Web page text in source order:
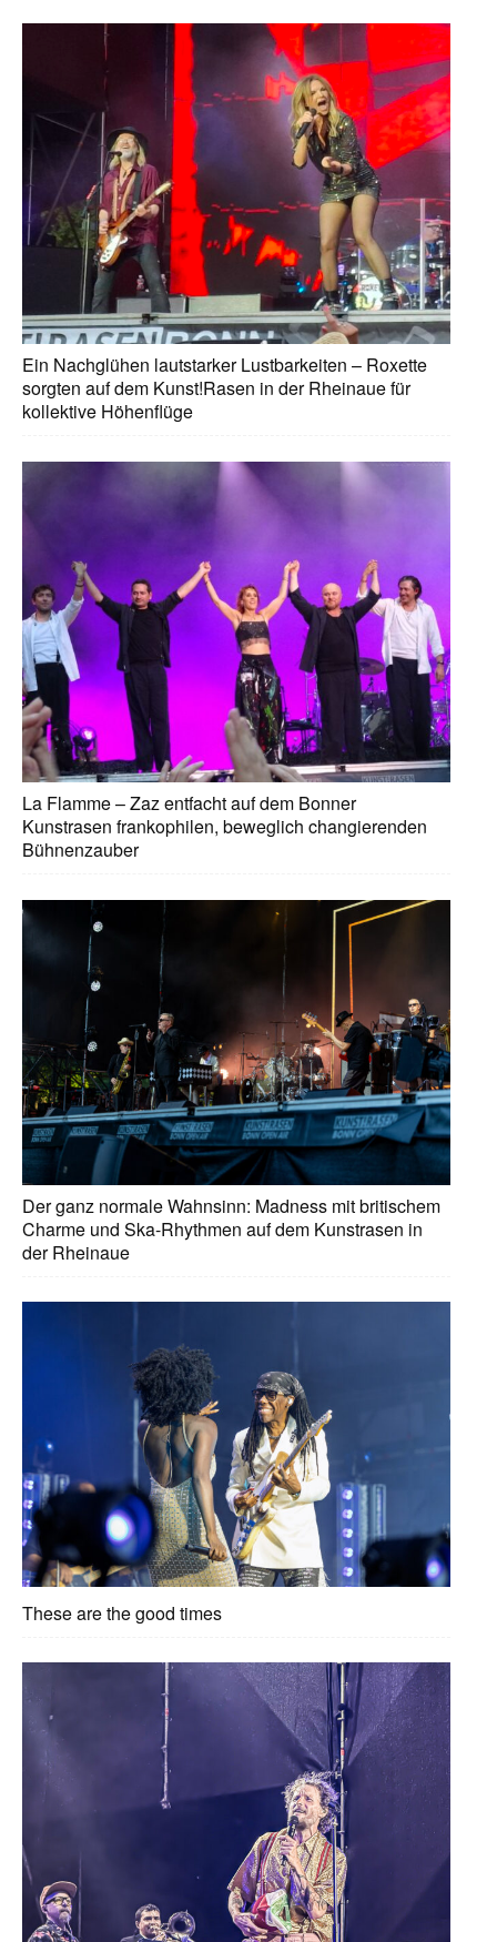
Ein Nachglühen lautstarker Lustbarkeiten – Roxette
sorgten auf dem Kunst!Rasen in der Rheinaue für
kollektive Höhenflüge
La Flamme – Zaz entfacht auf dem Bonner
Kunstrasen frankophilen, beweglich changierenden
Bühnenzauber
Der ganz normale Wahnsinn: Madness mit britischem
Charme und Ska-Rhythmen auf dem Kunstrasen in
der Rheinaue
These are the good times